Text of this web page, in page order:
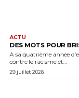
ACTU
DES MOTS POUR
À sa quatrième année
contre le racisme et...
29 juillet 2026